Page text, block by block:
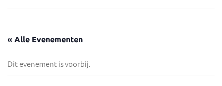
« Alle Evenementen
Dit evenement is voorbij.